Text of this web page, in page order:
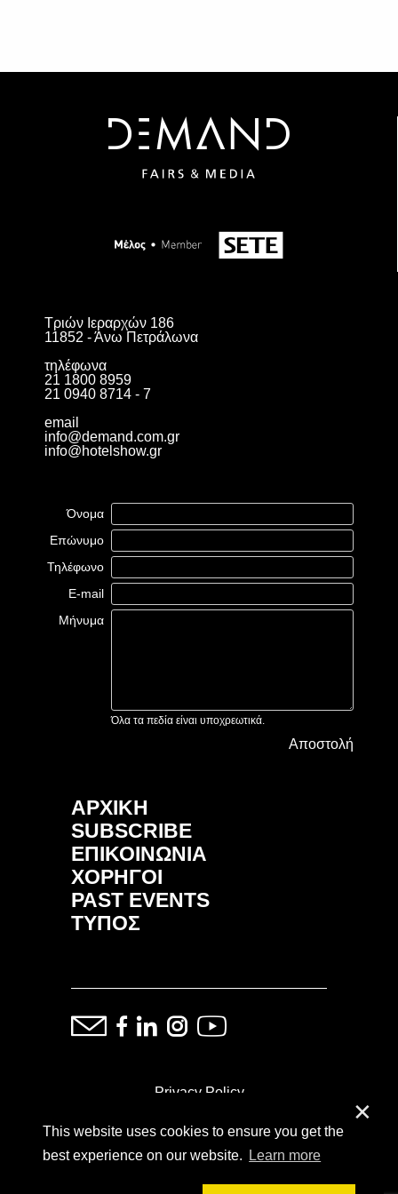
This website uses cookies to ensure you get the
best experience on our website.
Learn more
✕
Τριών Ιεραρχών 186
11852 - Άνω Πετράλωνα
τηλέφωνα
21 1800 8959
21 0940 8714 - 7
email
info@demand.com.gr
info@hotelshow.gr
Όνομα
Επώνυμο
Τηλέφωνο
E-mail
Μήνυμα
Όλα τα πεδία είναι υποχρεωτικά.
Αποστολή
ΑΡΧΙΚΗ
SUBSCRIBE
ΕΠΙΚΟΙΝΩΝΙΑ
ΧΟΡΗΓΟΙ
PAST EVENTS
ΤΥΠΟΣ
Privacy Policy
ⓒ Copyright: Demand Fairs & Media, 2014-2026